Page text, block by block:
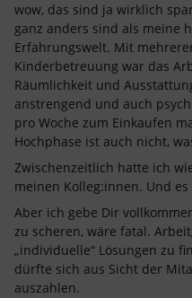
wow, das sind ja wirklich
ganz anders sind als meine
Erfahrungswelt. Mit
Kinderbetreuung war das
Räumlichkeit und
anstrengend und auch
pro Woche zum Einkaufen
Hochphase ist auch nicht,
Zwischenzeitlich hatte ich
meinen Kolleg:innen. Und
Aber ich gebe Dir
zu scheren, wäre fatal.
„individuelle“ Lösungen zu
dürfte sich aus Sicht der
auszahlen.